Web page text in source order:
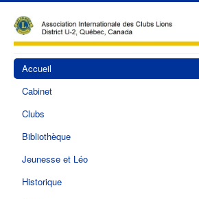
Accueil
Cabinet
Clubs
Bibliothèque
Jeunesse et Léo
Historique